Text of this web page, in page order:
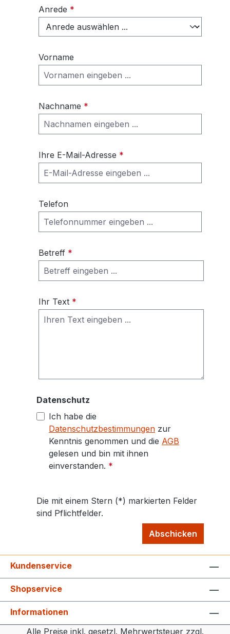
Anrede *
Vorname
Nachname *
Ihre E-Mail-Adresse *
Telefon
Betreff *
Ihr Text *
Datenschutz
Ich habe die
Datenschutzbestimmungen zur
Kenntnis genommen und die AGB
gelesen und bin mit ihnen
einverstanden. *
Die mit einem Stern (*) markierten Felder
sind Pflichtfelder.
Abschicken
Kundenservice
Shopservice
Informationen
Alle Preise inkl. gesetzl. Mehrwertsteuer zzgl.